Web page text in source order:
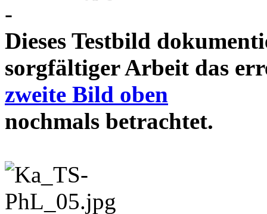
-
Dieses Testbild
sorgfältiger Arbeit das
zweite Bild oben
nochmals